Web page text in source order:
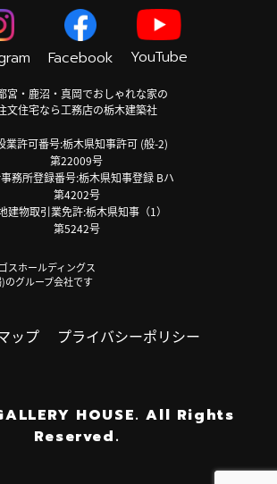
Facebook YouTube
宮・鹿沼・真岡でおしゃれな家の
文住宅なら工務店の栃木建築社
業許可番号:栃木県知事許可 (般-2)
第22009号
務所登録番号:栃木県知事登録 Bハ
第4202号
建物取引業免許:栃木県知事（1）
第5242号
スホールディングス
のグループ会社です
ップ プライバシーポリシー
HOUSE. All Rights
Reserved.